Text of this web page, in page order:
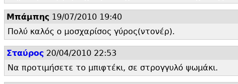
Μπάμπης 19/07/2010 19:40
Πολύ καλός ο μοσχαρίσος γύρος(ντονέρ).
Σταύρος 20/04/2010 22:53
Να προτιμήσετε το μπιφτέκι, σε στρογγυλό ψωμάκι.